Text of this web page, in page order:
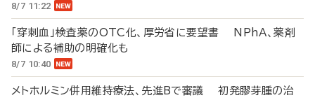
8/7 11:22
「穿刺血」検査薬のOTC化、厚労省に要望書 NPhA、薬剤
師による補助の明確化も
8/7 10:40
メトホルミン併用維持療法、先進Bで審議 初発膠芽腫の治